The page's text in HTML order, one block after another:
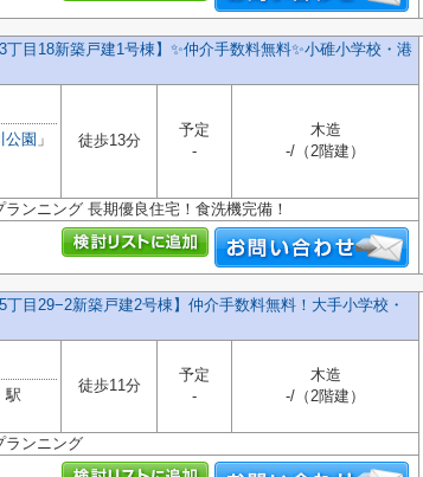
丁目18新築戸建1号棟】✨️仲介手数料無料✨️小碓小学校・港
公園 」
徒歩13分
予定
-
木造
-/（2階建）
ンニング 長期優良住宅！食洗機完備！
丁目29−2新築戸建2号棟】仲介手数料無料！大手小学校・
駅
徒歩11分
予定
-
木造
-/（2階建）
ランニング